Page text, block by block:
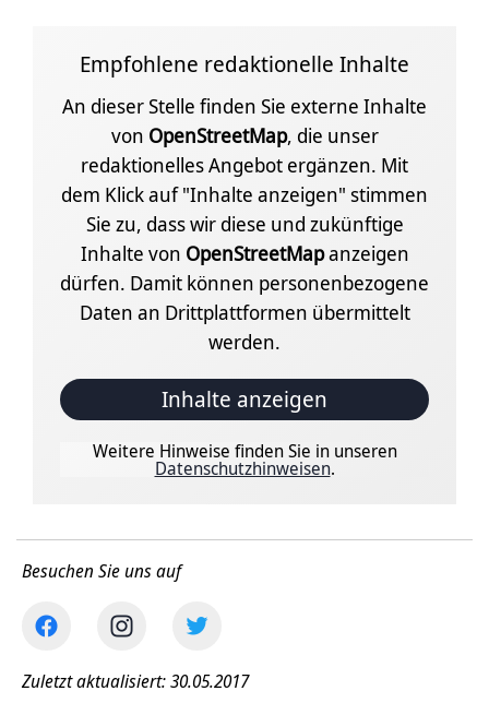
Empfohlene redaktionelle Inhalte
An dieser Stelle finden Sie externe Inhalte
von OpenStreetMap, die unser
redaktionelles Angebot ergänzen. Mit
dem Klick auf "Inhalte anzeigen" stimmen
Sie zu, dass wir diese und zukünftige
Inhalte von OpenStreetMapanzeigen
dürfen. Damit können personenbezogene
Daten an Drittplattformen übermittelt
werden.
Inhalte anzeigen
Weitere Hinweise finden Sie in unseren
Datenschutzhinweisen.
Besuchen Sie uns auf
Zuletzt aktualisiert: 30.05.2017